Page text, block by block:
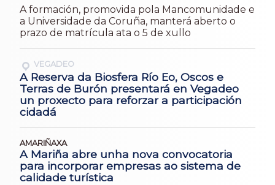
A formación, promovida pola Mancomunidade e
a Universidade da Coruña, manterá aberto o
prazo de matrícula ata o 5 de xullo
VEGADEO
A Reserva da Biosfera Río Eo, Oscos e
Terras de Burón presentará en Vegadeo
un proxecto para reforzar a participación
cidadá
AMARIÑAXA
A Mariña abre unha nova convocatoria
para incorporar empresas ao sistema de
calidade turística